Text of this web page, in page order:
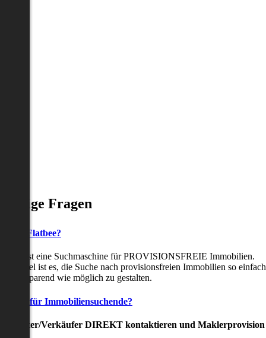
Fragen
ist Flatbee?
ist eine Suchmaschine für PROVISIONSFREIE Immobilien.
Ziel ist es, die Suche nach provisionsfreien Immobilien so einfach
zeitsparend wie möglich zu gestalten.
für Immobiliensuchende?
Verkäufer DIREKT kontaktieren und Maklerprovision